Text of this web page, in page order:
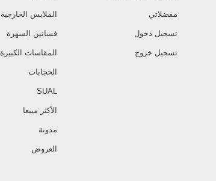
مفضلاتي
تسجيل دخول
تسجيل خروج
الملابس الخارجية
فساتين السهرة
المقاسات الكبيرة
الحجابات
SUAL
الأكثر مبيعا
مدونة
العروض